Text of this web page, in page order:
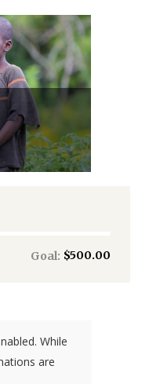
Goal: $500.00
While
are